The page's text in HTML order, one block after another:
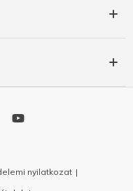
nyilatkozat